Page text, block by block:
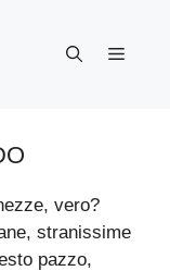
Menu
vero?
stranissime
pazzo,